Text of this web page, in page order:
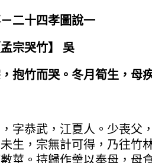
二十四孝圖說一
孟宗哭竹】 吳
抱竹而哭。冬月筍生，母
恭武，江夏人。少喪父
生，宗無計可得，乃往竹
莖。持歸作羹以奉母，母